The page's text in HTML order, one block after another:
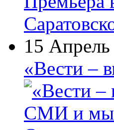
15 Апрель
«Вести –